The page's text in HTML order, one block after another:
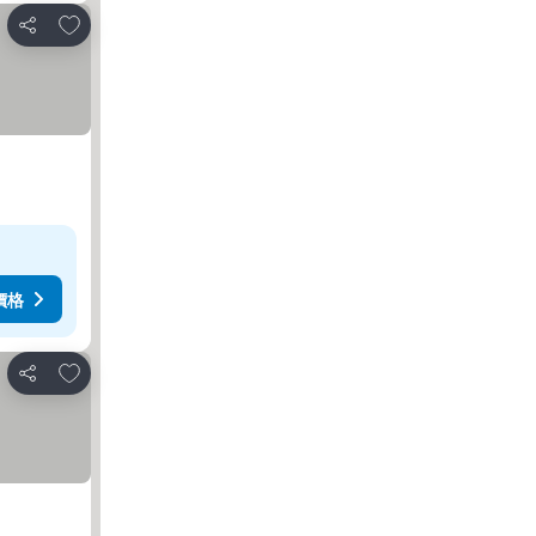
分享
加入我的最愛
格
分享
加入我的最愛